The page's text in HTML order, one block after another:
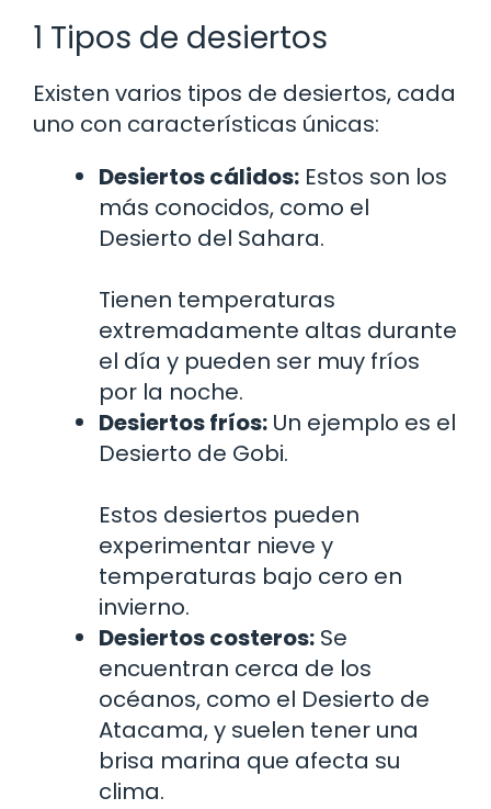
1 Tipos de desiertos
Existen varios tipos de desiertos, cada
uno con características únicas:
Desiertos cálidos: Estos son los
más conocidos, como el
Desierto del Sahara.
Tienen temperaturas
extremadamente altas durante
el día y pueden ser muy fríos
por la noche.
Desiertos fríos: Un ejemplo es el
Desierto de Gobi.
Estos desiertos pueden
experimentar nieve y
temperaturas bajo cero en
invierno.
Desiertos costeros: Se
encuentran cerca de los
océanos, como el Desierto de
Atacama, y suelen tener una
brisa marina que afecta su
clima.